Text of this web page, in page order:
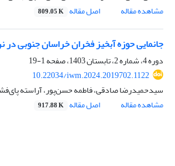
مشاهده مقاله
اصل مقاله 809.05 K
جانمایی حوزه آبخیز فخران خراسان جنوبی در
دوره 4، شماره 2، تابستان 1403، صفحه
1-19
10.22034/iwm.2024.2019702.1122
سیدحمیدرضا صادقی، فاطمه حسن‌پور، آراسته
مشاهده مقاله
اصل مقاله 917.88 K